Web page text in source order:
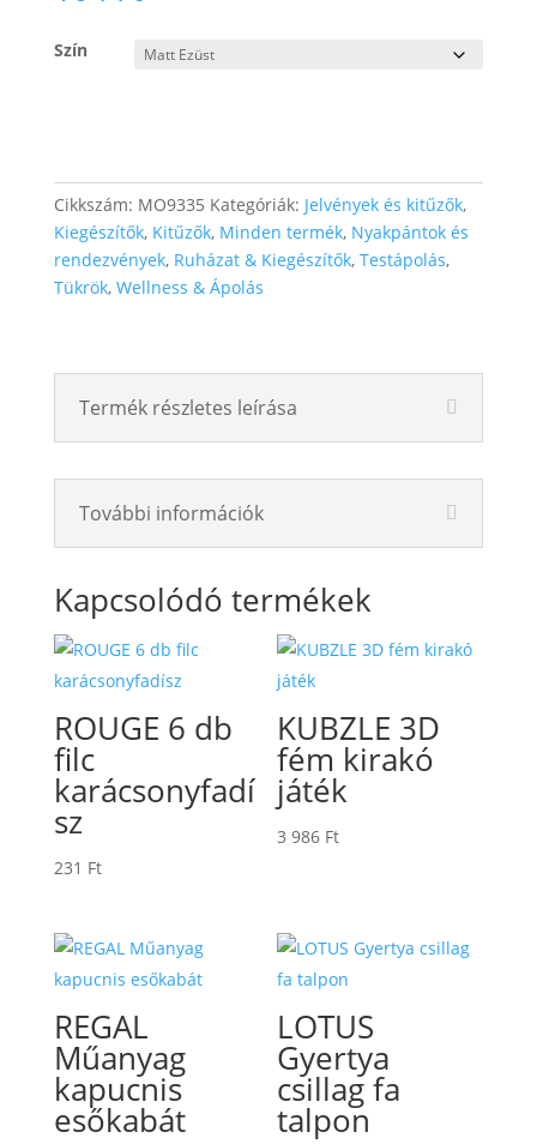
Szín
Cikkszám: MO9335 Kategóriák: Jelvények és kitűzők,
Kiegészítők, Kitűzők, Minden termék, Nyakpántok és
rendezvények, Ruházat & Kiegészítők, Testápolás,
Tükrök, Wellness & Ápolás
Termék részletes leírása
További információk
Kapcsolódó termékek
ROUGE 6 db
filc
karácsonyfadí
sz
231 Ft
KUBZLE 3D
fém kirakó
játék
3 986 Ft
REGAL
Műanyag
kapucnis
esőkabát
LOTUS
Gyertya
csillag fa
talpon